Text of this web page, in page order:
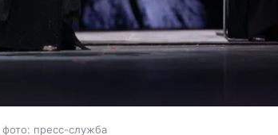
пресс-служба